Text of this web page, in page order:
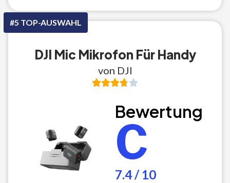
#5 TOP-AUSWAHL
DJI Mic Mikrofon Für Handy
von DJI
Bewertung
C
7.4 / 10